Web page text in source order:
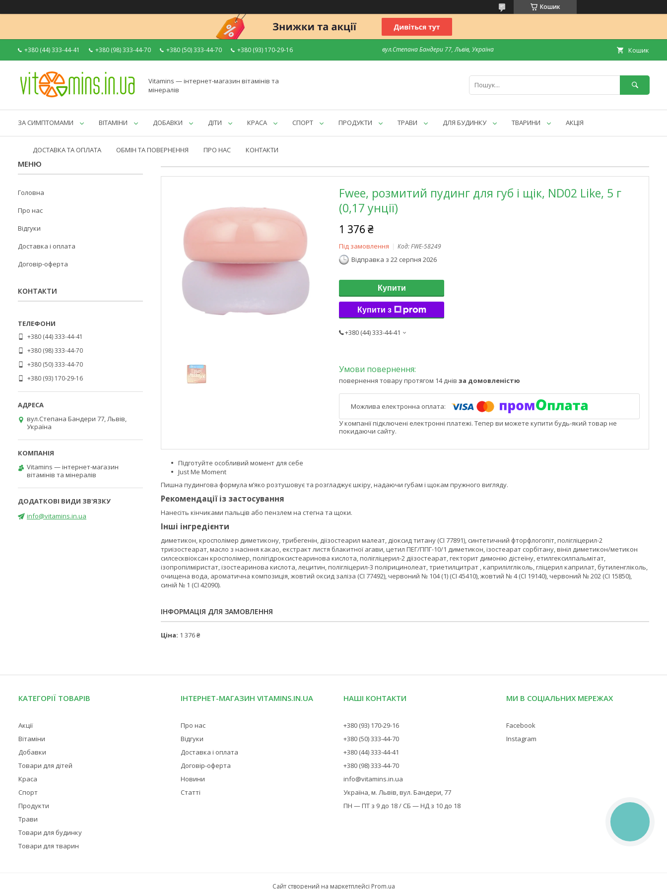
Кошик
+380 (44) 333-44-41 +380 (98) 333-44-70 +380 (50) 333-44-70 +380 (93) 170-29-16 вул.Степана Бандери 77, Львів, Україна Кошик
Vitamins — інтернет-магазин вітамінів та
мінералів
ЗА СИМПТОМАМИ ВІТАМІНИ ДОБАВКИ ДІТИ КРАСА СПОРТ ПРОДУКТИ ТРАВИ ДЛЯ БУДИНКУ ТВАРИНИ АКЦІЯ
ДОСТАВКА ТА ОПЛАТА ОБМІН ТА ПОВЕРНЕННЯ ПРО НАС КОНТАКТИ
Fwee, розмитий пудинг для губ і щік, ND02 Like, 5 г
(0,17 унції)
1 376 ₴
Під замовлення Код:FWE-58249
Відправка з 22 серпня 2026
Купити
Купити з
+380 (44) 333-44-41
повернення товару протягом 14 днів за домовленістю
У компанії підключені електронні платежі. Тепер ви можете купити будь-який товар не
покидаючи сайту.
Підготуйте особливий момент для себе
Just Me Moment
Пишна пудингова формула м’яко розтушовує та розгладжує шкіру, надаючи губам і щокам пружного вигляду.
Рекомендації із застосування
Нанесіть кінчиками пальців або пензлем на стегна та щоки.
Інші інгредієнти
диметикон, кросполімер диметикону, трибегенін, діізостеарил малеат, діоксид титану (CI 77891), синтетичний фторфлогопіт, полігліцерил-2
триізостеарат, масло з насіння какао, екстракт листя блакитної агави, цетил ПЕГ/ППГ-10/1 диметикон, ізостеарат сорбітану, вініл диметикон/метикон
силсесквіоксан кросполімер, полігідроксистеаринова кислота, полігліцерил-2 діізостеарат, гекторит димонію дістеїну, етилгексилпальмітат,
ізопропілміристат, ізостеаринова кислота, лецитин, полігліцерил-3 полірицинолеат, триетилцитрат , каприлілгліколь, гліцерил каприлат, бутиленгліколь,
очищена вода, ароматична композиція, жовтий оксид заліза (CI 77492), червоний № 104 (1) (CI 45410), жовтий № 4 (CI 19140), червоний № 202 (CI 15850),
синій № 1 (CI 42090).
ІНФОРМАЦІЯ ДЛЯ ЗАМОВЛЕННЯ
Ціна: 1 376 ₴
Головна
Про нас
Відгуки
Доставка і оплата
Договір-оферта
КОНТАКТИ
+380 (44) 333-44-41
+380 (98) 333-44-70
+380 (50) 333-44-70
+380 (93) 170-29-16
вул.Степана Бандери 77, Львів,
Україна
Vitamins — інтернет-магазин
вітамінів та мінералів
info@vitamins.in.ua
КАТЕГОРІЇ ТОВАРІВ
Акції
Вітаміни
Добавки
Товари для дітей
Краса
Спорт
Продукти
Трави
Товари для будинку
Товари для тварин
ІНТЕРНЕТ-МАГАЗИН VITAMINS.IN.UA
Про нас
Відгуки
Доставка і оплата
Договір-оферта
Новини
Статті
НАШІ КОНТАКТИ
+380 (93) 170-29-16
+380 (50) 333-44-70
+380 (44) 333-44-41
+380 (98) 333-44-70
info@vitamins.in.ua
Україна, м. Львів, вул. Бандери, 77
ПН — ПТ з 9 до 18 / СБ — НД з 10 до 18
МИ В СОЦІАЛЬНИХ МЕРЕЖАХ
Facebook
Instagram
Сайт створений на маркетплейсі Prom.ua